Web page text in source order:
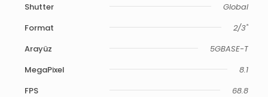
Shutter
Global
Format
2/3"
Arayüz
5GBASE-T
MegaPixel
8.1
FPS
68.8